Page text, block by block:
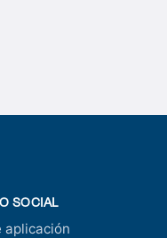
SOCIAL
aplicación